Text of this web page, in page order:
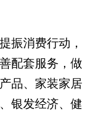
消费行动，
配套服务，做
品、家装家居
银发经济、健